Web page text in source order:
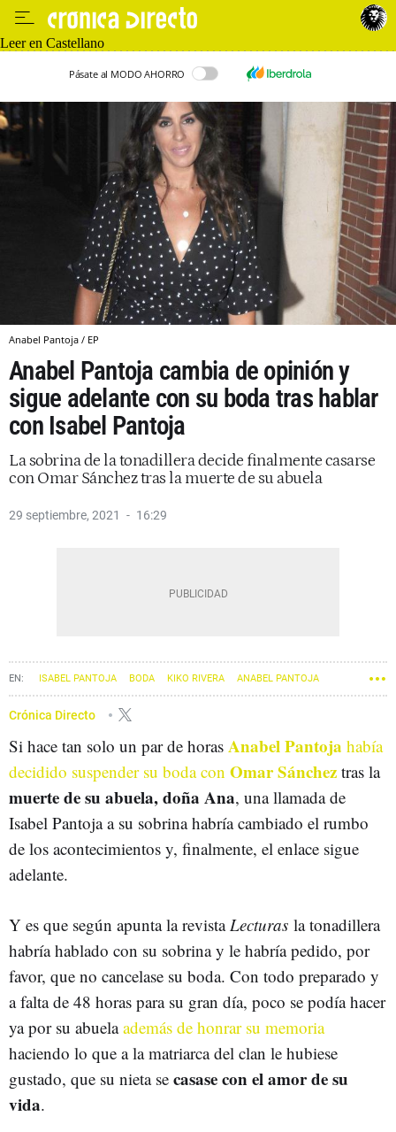
Leer en Castellano
Pásate al MODO AHORRO
Anabel Pantoja / EP
Anabel Pantoja cambia de opinión y
sigue adelante con su boda tras hablar
con Isabel Pantoja
La sobrina de la tonadillera decide finalmente casarse
con Omar Sánchez tras la muerte de su abuela
29 septiembre, 2021 16:29
ISABEL PANTOJA BODA KIKO RIVERA ANABEL PANTOJA
Crónica Directo
Si hace tan solo un par de horas Anabel Pantoja había
decidido suspender su boda con Omar Sánchez tras la
muerte de su abuela, doña Ana, una llamada de
Isabel Pantoja a su sobrina habría cambiado el rumbo
de los acontecimientos y, finalmente, el enlace sigue
adelante.
Y es que según apunta la revistaLecturas la tonadillera
habría hablado con su sobrina y le habría pedido, por
favor, que no cancelase su boda. Con todo preparado y
a falta de 48 horas para su gran día, poco se podía hacer
ya por su abuelaademás de honrar su memoria
haciendo lo que a la matriarca del clan le hubiese
gustado, que su nieta se casase con el amor de su
vida.